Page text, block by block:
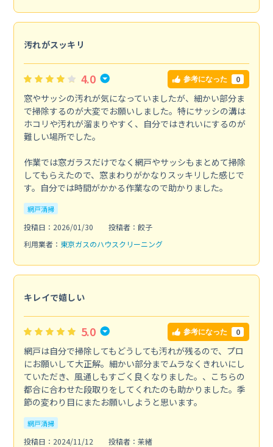
汚れがスッキリ
4.0 参考になった 0
窓やサッシの汚れが気になっていましたが、細かい部分ま
で掃除するのが大変でお願いしました。特にサッシの溝は
ホコリや汚れが溜まりやすく、自分ではきれいにするのが
難しい場所でした。
作業では窓ガラスだけでなく網戸やサッシもまとめて掃除
してもらえたので、窓まわりがかなりスッキリした感じで
す。自分では時間がかかる作業なので助かりました。
網戸清掃
投稿日：2026/01/30
投稿者：餃子
利用業者： 東京ガスのハウスクリーニング
キレイで嬉しい
5.0 参考になった 0
網戸は自分で掃除してもどうしても汚れが残るので、プロ
にお願いして大正解。細かい部分までムラなくきれいにし
ていただき、風通しもすごく良くなりました。、こちらの
都合に合わせた段取りをしてくれたのも助かりました。季
節の変わり目にまたお願いしようと思います。
網戸清掃
投稿日：2024/11/12
投稿者：茉緒